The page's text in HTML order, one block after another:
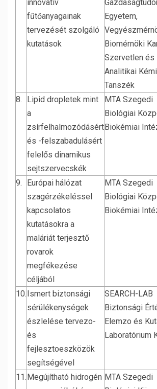
innovatív
fűtőanyagainak
tervezését szolgáló
kutatások
Egyetem,
Biomérnöki
Szervetlen és
Analitikai
Tanszék
8.
Lipid dropletek mint
a
zsírfelhalmozódásért
és -felszabadulásért
felelős dinamikus
sejtszervecskék
MTA Szegedi
Biológiai
Biokémiai
9.
Európai hálózat
szagérzékeléssel
kapcsolatos
kutatásokra a
maláriát terjesztő
rovarok
megfékezése
céljából
MTA Szegedi
Biológiai
Biokémiai
10.Ismert biztonsági
sérülékenységek
észlelése tervezo-
és
fejlesztoeszközök
segítségével
SEARCH-LAB
Biztonsági
Elemzo és
Laboratórium
11.Megújítható hidrogén MTA Szegedi